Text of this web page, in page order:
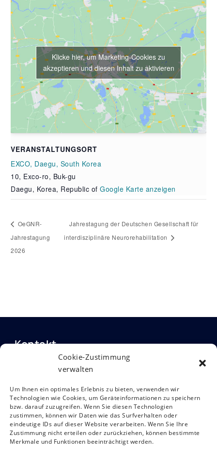
Cookie-Zustimmung
verwalten
Um Ihnen ein optimales Erlebnis zu bieten, verwenden wir
Technologien wie Cookies, um Geräteinformationen zu speichern
bzw. darauf zuzugreifen. Wenn Sie diesen Technologien
zustimmen, können wir Daten wie das Surfverhalten oder
eindeutige IDs auf dieser Website verarbeiten. Wenn Sie Ihre
Zustimmung nicht erteilen oder zurückziehen, können bestimmte
Merkmale und Funktionen beeinträchtigt werden.
VERANSTALTUNGSORT
EXCO, Daegu, South Korea
10, Exco-ro, Buk-gu
Daegu, Korea, Republic of Google Karte anzeigen
Klicke hier, um Marketing-Cookies zu
akzeptieren und diesen Inhalt zu aktivieren
OeGNR-
Jahrestagung
2026
Jahrestagung der Deutschen Gesellschaft für
interdisziplinäre Neurorehabilitation
Kontakt
Österreichische Gesellschaft für
Neurorehabilitation
Siebensterngasse 31/8, 1070 Wien
E:oegnr@studio12.at
Rechtliches
Impressum